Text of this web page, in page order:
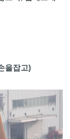
을잡고)